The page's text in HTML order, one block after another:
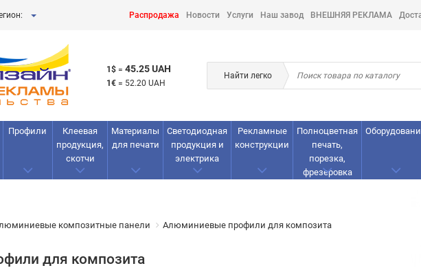
Распродажа Новости Услуги Наш завод ВНЕШНЯЯ РЕКЛАМА
1$ = 45.25 UAH
1€ = 52.20 UAH
Найти легко
Профили
Клеевая
продукция,
скотчи
Материалы
для печати
Светодиодная
продукция и
электрика
Рекламные
конструкции
Полноцветная
печать,
порезка,
фрезеровка
композитные панели Алюминиевые профили для композита
для композита